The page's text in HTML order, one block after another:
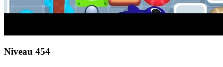
Niveau 454